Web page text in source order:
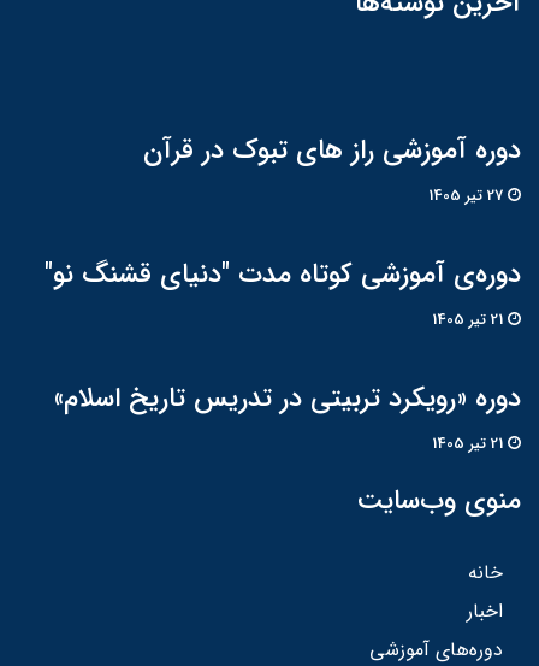
دوره آموزشی راز های تبوک در قرآن
دوره‌ی آموزشی کوتاه مدت "دنیای قشنگ نو"
دوره «رویکرد تربیتی در تدریس تاریخ اسلام»
منوی وب‌سایت
خانه
اخبار
دوره‌های آموزشی